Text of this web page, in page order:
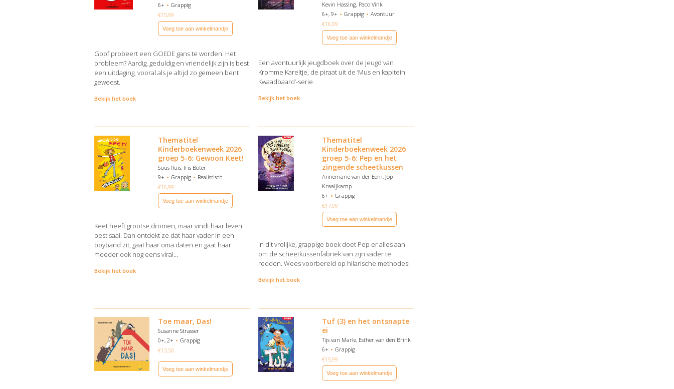
6+
Grappig
€15,99
Voeg toe aan winkelmandje
Goof probeert een GOEDE gans te worden. Het
probleem? Aardig, geduldig en vriendelijk zijn is best
een uitdaging, vooral als je altijd zo gemeen bent
geweest.
Bekijk het boek
Kevin Hassing, Paco Vink
6+, 9+
Grappig
Avontuur
€16,99
Voeg toe aan winkelmandje
Een avontuurlijk jeugdboek over de jeugd van
Kromme Kareltje, de piraat uit de ‘Mus en kapitein
Kwaadbaard’-serie.
Bekijk het boek
Thematitel
Kinderboekenweek 2026
groep 5-6: Gewoon Keet!
Suus Ruis, Iris Boter
9+
Grappig
Realistisch
€16,99
Voeg toe aan winkelmandje
Keet heeft grootse dromen, maar vindt haar leven
best saai. Dan ontdekt ze dat haar vader in een
boyband zit, gaat haar oma daten en gaat haar
moeder ook nog eens viral…
Bekijk het boek
Thematitel
Kinderboekenweek 2026
groep 5-6: Pep en het
zingende scheetkussen
Annemarie van der Eem, Jop
Kraaijkamp
6+
Grappig
€17,99
Voeg toe aan winkelmandje
In dit vrolijke, grappige boek doet Pep er alles aan
om de scheetkussenfabriek van zijn vader te
redden. Wees voorbereid op hilarische methodes!
Bekijk het boek
Toe maar, Das!
Susanne Strasser
0+, 2+
Grappig
€13,50
Voeg toe aan winkelmandje
Tuf (3) en het ontsnapte
ei
Tijs van Marle, Esther van den Brink
6+
Grappig
€15,99
Voeg toe aan winkelmandje